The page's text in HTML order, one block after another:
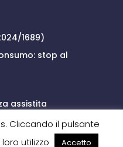
1689)
stop al
assistita
Cliccando il pulsante
utilizzo
Accetto